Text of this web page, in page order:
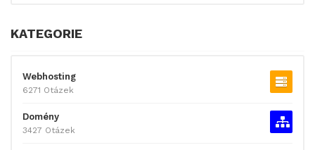
KATEGORIE
Webhosting
6271 Otázek
Domény
3427 Otázek